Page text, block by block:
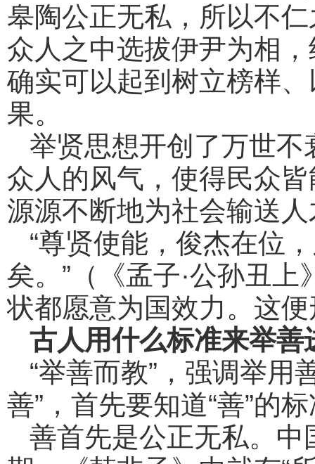
皋陶公正无私，所以不
众人之中选拔伊尹为相
确实可以起到树立榜样
果。
举贤思想开创了万世
众人的风气，使得民众
源源不断地为社会输送
“尊贤使能，俊杰在位
矣。”（《孟子·公孙丑
状都愿意为国效力。这
古人用什么标准来举善
“举善而教”，强调举用
善”，首先要知道“善”的
善首先是公正无私。